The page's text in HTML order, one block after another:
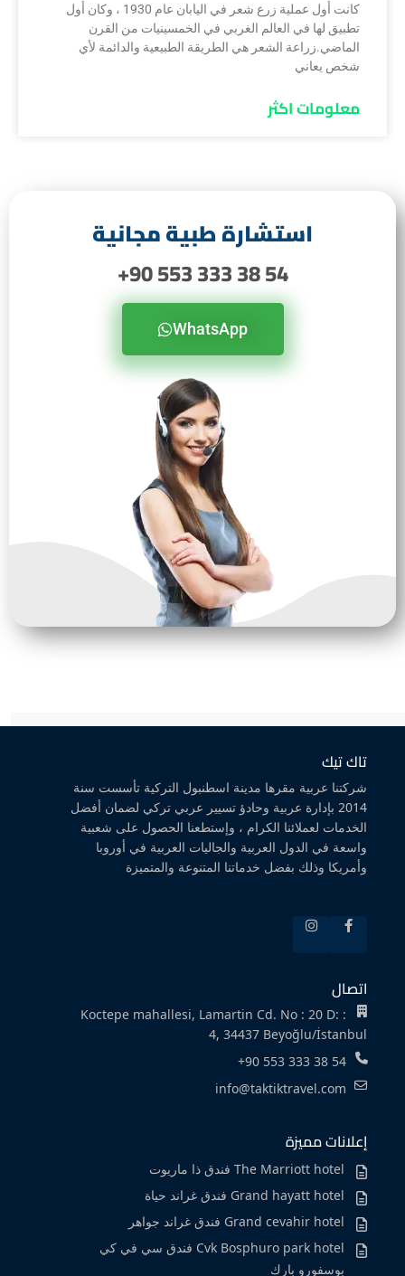
كانت أول عملية زرع شعر في اليابان عام 1930 ، وكان أول
تطبيق لها في العالم الغربي في الخمسينيات من القرن
الماضي.زراعة الشعر هي الطريقة الطبيعية والدائمة لأي
شخص يعاني
معلومات اكثر
استشارة طبية مجانية
54 38 333 553 90+
WhatsApp
تاك تيك
شركتنا عربية مقرها مدينة اسطنبول التركية تأسست سنة
2014 بإدارة عربية وحادؤ تسيير عربي تركي لضمان أفضل
الخدمات لعملائنا الكرام ، وإستطعنا الحصول على شعبية
واسعة في الدول العربية والجاليات العربية في أوروبا
وأمريكا وذلك بفضل خدماتنا المتنوعة والمتميزة
اتصال
Koctepe mahallesi, Lamartin Cd. No : 20 D: :
4, 34437 Beyoğlu/İstanbul
+90 553 333 38 54
info@taktiktravel.com
إعلانات مميزة
The Marriott hotel فندق ذا ماريوت
Grand hayatt hotel فندق غراند حياة
Grand cevahir hotel فندق غراند جواهر
Cvk Bosphuro park hotel فندق سي في كي
بوسفورو بارك